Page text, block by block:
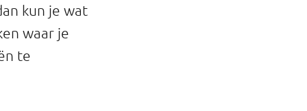
kun je wat
waar je
te